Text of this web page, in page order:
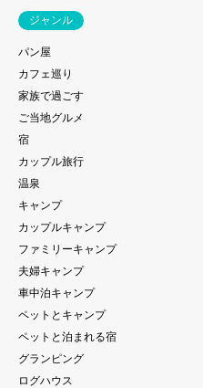
ジャンル
パン屋
カフェ巡り
家族で過ごす
ご当地グルメ
宿
カップル旅行
温泉
キャンプ
カップルキャンプ
ファミリーキャンプ
夫婦キャンプ
車中泊キャンプ
ペットとキャンプ
ペットと泊まれる宿
グランピング
ログハウス